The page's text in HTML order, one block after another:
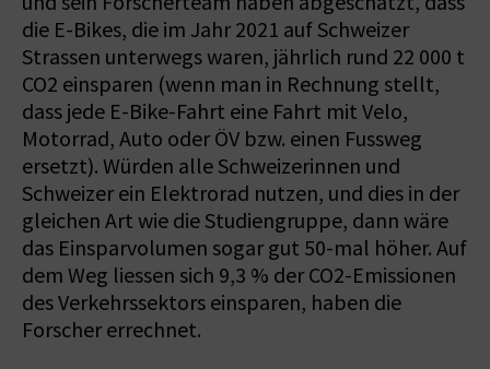
die E-Bikes, die im Jahr 2021 auf Schweizer
Strassen unterwegs waren, jährlich rund 22 000 t
CO2 einsparen (wenn man in Rechnung stellt,
dass jede E-Bike-Fahrt eine Fahrt mit Velo,
Motorrad, Auto oder ÖV bzw. einen Fussweg
ersetzt). Würden alle Schweizerinnen und
Schweizer ein Elektrorad nutzen, und dies in der
gleichen Art wie die Studiengruppe, dann wäre
das Einsparvolumen sogar gut 50-mal höher. Auf
dem Weg liessen sich 9,3 % der CO2-Emissionen
des Verkehrssektors einsparen, haben die
Forscher errechnet.